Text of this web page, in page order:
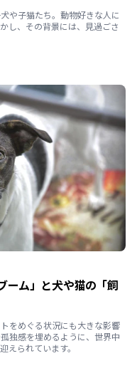
や子猫たち。動物好きな人に
し、その背景には、見過ごさ
ーム」と犬や猫の「飼
をめぐる状況にも大きな影響
独感を埋めるように、世界中
えられています。